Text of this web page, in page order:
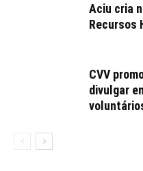
Aciu cria
Recursos
CVV
divulgar